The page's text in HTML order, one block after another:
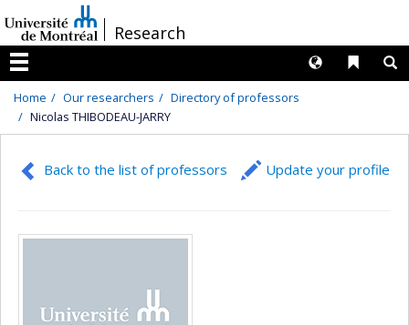
au
contenu
/Research
Menu
Liens
Langues
Home Our researchers
Directory of professors
Nicolas THIBODEAU-JARRY
Back to the list of professors Update your profile